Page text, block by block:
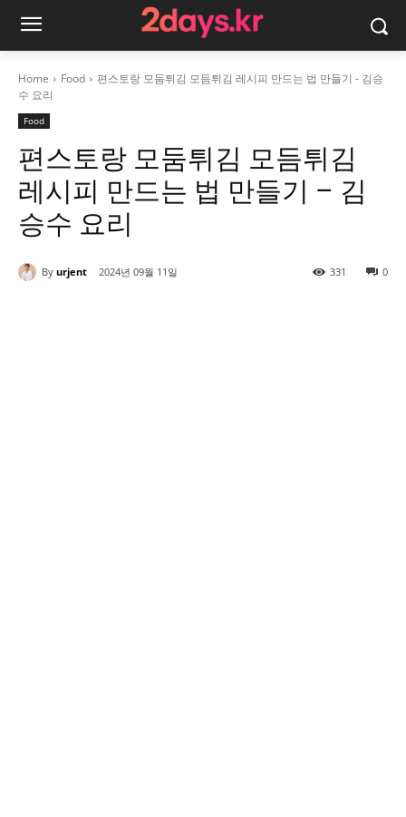
Home Food
편스토랑 모둠튀김 모듬튀김 레시피 만드는 법 만들기 - 김승
수 요리
Food
편스토랑 모둠튀김 모듬튀김
레시피 만드는 법 만들기 – 김
승수 요리
By urjent 2024년 09월 11일 0
331